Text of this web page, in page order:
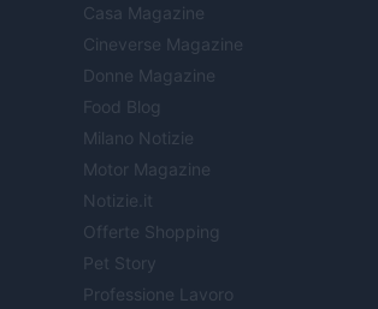
Casa Magazine
Cineverse Magazine
Donne Magazine
Food Blog
Milano Notizie
Motor Magazine
Notizie.it
Offerte Shopping
Pet Story
Professione Lavoro